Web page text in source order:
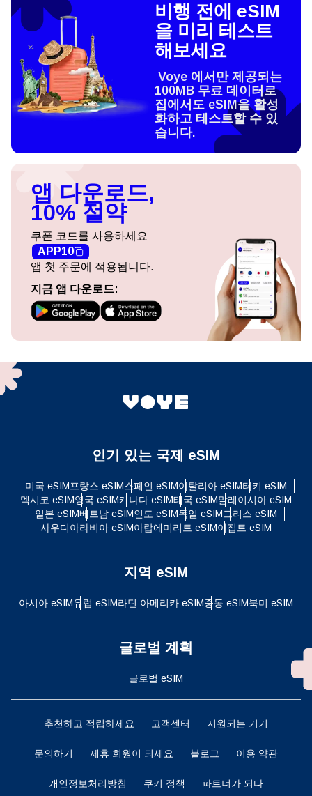
비행 전에 eSIM
을 미리 테스트
해보세요
Voye 에서만 제공되는
100MB 무료 데이터로
집에서도 eSIM을 활성
화하고 테스트할 수 있
습니다.
앱 다운로드,
10% 절약
쿠폰 코드를 사용하세요
APP10
앱 첫 주문에 적용됩니다.
지금 앱 다운로드:
인기 있는 국제 eSIM
미국 eSIM프랑스 eSIM스페인 eSIM이탈리아 eSIM터키 eSIM
멕시코 eSIM영국 eSIM캐나다 eSIM태국 eSIM말레이시아 eSIM
일본 eSIM베트남 eSIM인도 eSIM독일 eSIM그리스 eSIM
사우디아라비아 eSIM아랍에미리트 eSIM이집트 eSIM
지역 eSIM
아시아 eSIM유럽 ​​eSIM라틴 아메리카 eSIM중동 eSIM북미 eSIM
글로벌 계획
글로벌 eSIM
추천하고 적립하세요 고객센터 지원되는 기기
문의하기 제휴 회원이 되세요 블로그 이용 약관
개인정보처리방침 쿠키 정책 파트너가 되다